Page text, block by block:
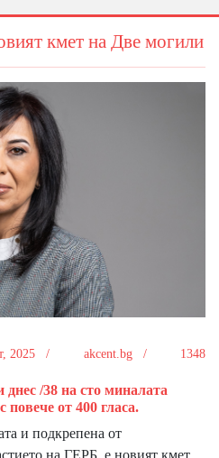
кмет на Две могили
2025 / akcent.bg / 1348
днес /38 на сто миналата
повече от 400 гласа.
и подкрепена от
на ГЕРБ, е новият кмет